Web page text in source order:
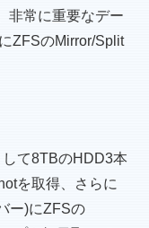
非常に重要なデー
ZFSのMirror/Split
て8TBのHDD3本
を取得、さらに
ー)にZFSの